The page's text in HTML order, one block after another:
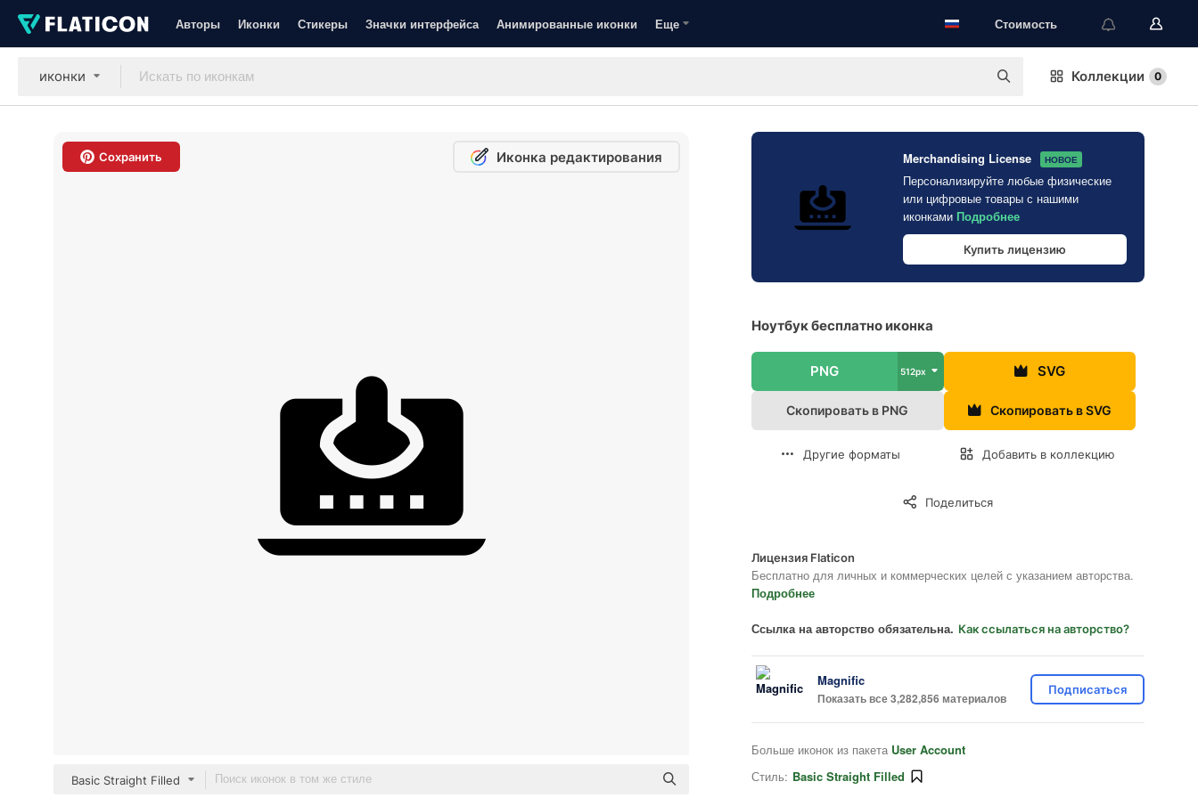
Авторы Иконки Стикеры Значки интерфейса Анимированные иконки Еще Стоимость
иконки Коллекции 0
Сохранить Иконка редактирования
Basic Straight Filled
Merchandising License НОВОЕ
Персонализируйте любые физические
или цифровые товары с нашими
иконками Подробнее
Купить лицензию
Ноутбук бесплатно иконка
PNG 512px SVG
Скопировать в PNG Скопировать в SVG
Другие форматы Добавить в коллекцию
Поделиться
Лицензия Flaticon
Бесплатно для личных и коммерческих целей с указанием авторства.
Подробнее
Ссылка на авторство обязательна. Как ссылаться на авторство?
Magnific
Показать все 3,282,856 материалов
Подписаться
Больше иконок из пакета User Account
Стиль: Basic Straight Filled